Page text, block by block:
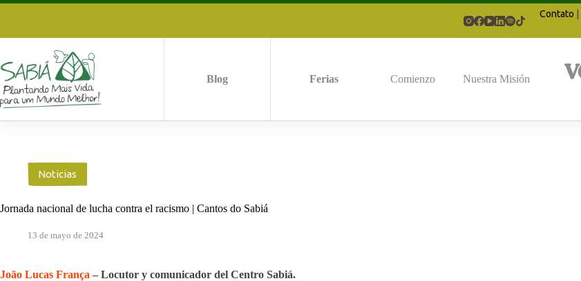
Saltar
Contato |
Blog Ferias Comienzo Nuestra Misión
Noticias
Jornada nacional de lucha contra el racismo | Cantos do Sabiá
13 de mayo de 2024
João Lucas França – Locutor y comunicador del Centro Sabiá.